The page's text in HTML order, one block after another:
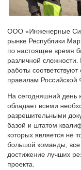
ООО «Инженерные
рынке Республики
по настоящее время
различной
работы
правилам Российской
На сегодняшний
обладает всеми
разрешительными
базой и штатом
которых является не
большой команды, все
достижение лучших
проекта.